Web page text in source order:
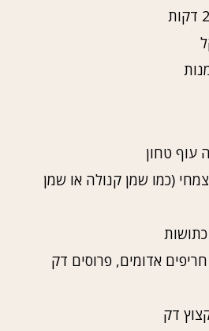
צמחי (כמו שמן קנולה או שמן
חריפים אדומים, פרוסים דק